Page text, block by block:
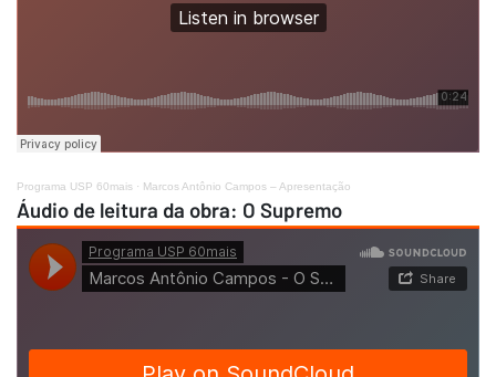
Programa USP 60mais · Marcos Antônio Campos – Apresentação
Áudio de leitura da obra: O Supremo